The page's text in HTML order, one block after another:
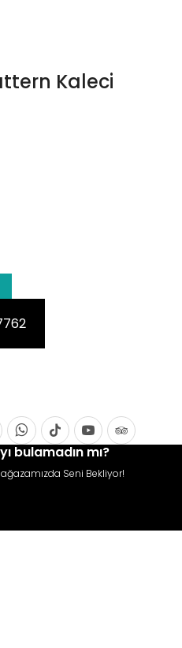
Kaleci
Whatsapp
Tik-
tok
Youtube
bulamadın mı?
Seni Bekliyor!